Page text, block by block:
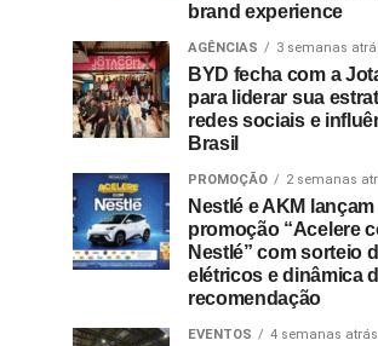
brand experience
AGÊNCIAS 3 semanas
BYD fecha com a
para liderar sua
redes sociais e
Brasil
PROMOÇÃO 2 semanas
Nestlé e AKM lançam
promoção “Acelere
Nestlé” com sorteio
elétricos e dinâmica
recomendação
EVENTOS 4 semanas atrás